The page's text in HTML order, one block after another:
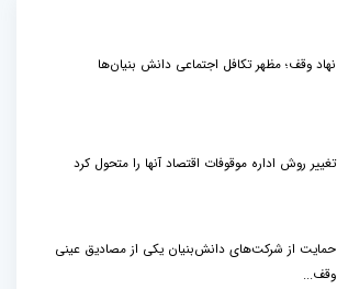
نهاد وقف؛ مظهر تکافل اجتماعی دانش بنیان‌ها
تغییر روش اداره موقوفات اقتصاد آنها را متحول کرد
حمایت از شرکت‌های دانش‌بنیان یکی از مصادیق عینی
وقف...